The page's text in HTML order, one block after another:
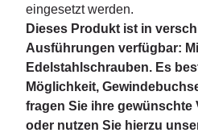
eingesetzt werden.
Dieses Produkt ist in
Ausführungen verfügbar:
Edelstahlschrauben. Es
Möglichkeit,
fragen Sie ihre gewünschte
oder nutzen Sie hierzu